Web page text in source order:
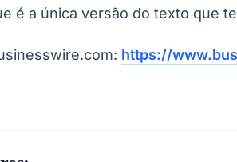
é a única versão do texto que
https://